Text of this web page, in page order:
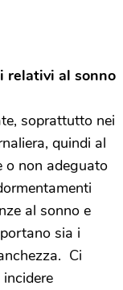
relativi al sonno
soprattutto nei
quindi al
o non adeguato
al sonno e
sia i
Ci